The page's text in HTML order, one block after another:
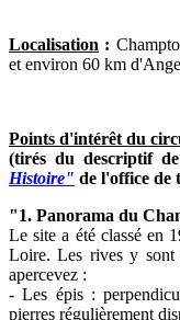
Localisation :
et environ 60 km
Points d'intérêt du
(tirés du descriptif
Histoire" de l'office de
"1. Panorama du
Le site a été classé en
Loire. Les rives y sont
apercevez :
- Les épis :
pierres régulièrement